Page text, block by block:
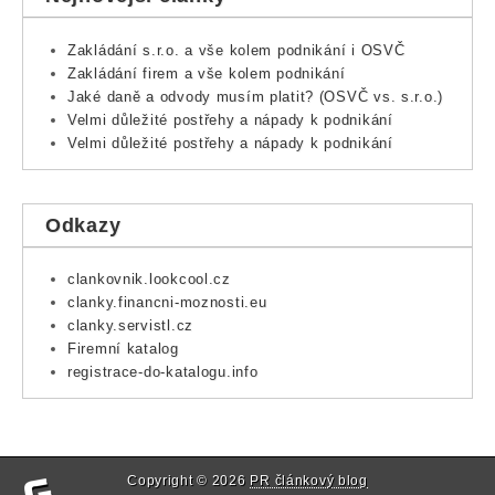
Zakládání s.r.o. a vše kolem podnikání i OSVČ
Zakládání firem a vše kolem podnikání
Jaké daně a odvody musím platit? (OSVČ vs. s.r.o.)
Velmi důležité postřehy a nápady k podnikání
Velmi důležité postřehy a nápady k podnikání
Odkazy
clankovnik.lookcool.cz
clanky.financni-moznosti.eu
clanky.servistl.cz
Firemní katalog
registrace-do-katalogu.info
Copyright © 2026 PR článkový blog